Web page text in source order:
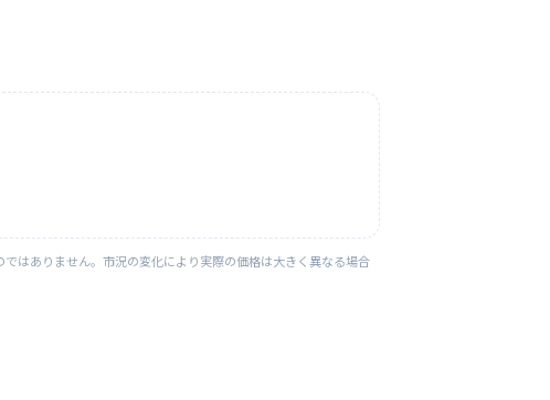
はありません。市況の変化により実際の価格は大きく異なる場合